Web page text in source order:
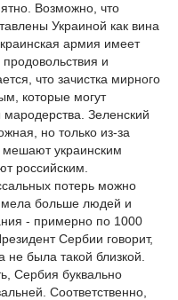
Возможно, что
Украиной как вина
армия имеет
и
что зачистка мирного
которые могут
Зеленский
но только из-за
мешают украинским
российским.
потерь можно
больше людей и
- примерно по 1000
Сербии говорит,
не была такой близкой.
Сербия буквально
Соответственно,